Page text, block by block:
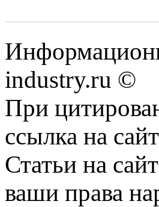
industry.ru ©
При
ссылка на
Статьи на
ваши права